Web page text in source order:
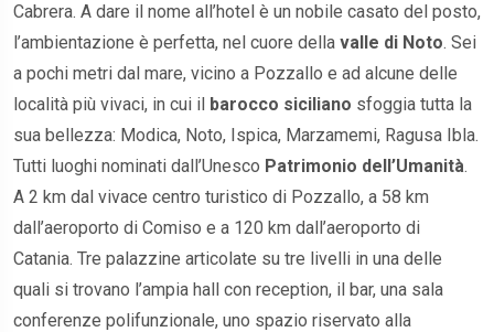
Cabrera. A dare il nome all’hotel è un nobile casato del posto,
l’ambientazione è perfetta, nel cuore della valle di Noto. Sei
a pochi metri dal mare, vicino a Pozzallo e ad alcune delle
località più vivaci, in cui ilbarocco siciliano sfoggia tutta la
sua bellezza: Modica, Noto, Ispica, Marzamemi, Ragusa Ibla.
Tutti luoghi nominati dall’Unesco Patrimonio dell’Umanità.
A 2 km dal vivace centro turistico di Pozzallo, a 58 km
dall’aeroporto di Comiso e a 120 km dall’aeroporto di
Catania. Tre palazzine articolate su tre livelli in una delle
quali si trovano l’ampia hall con reception, il bar, una sala
conferenze polifunzionale, uno spazio riservato alla